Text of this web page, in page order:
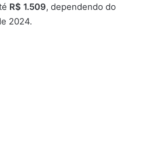
R$ 1.509, dependendo do
2024.